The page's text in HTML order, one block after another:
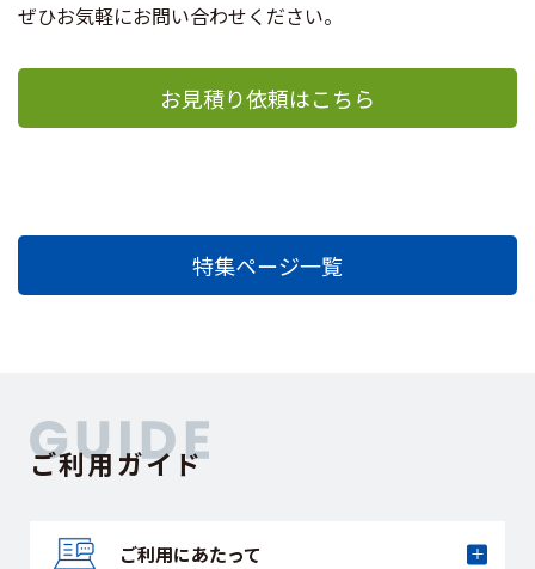
ぜひお気軽にお問い合わせください。
お見積り依頼はこちら
特集ページ一覧
ご利用ガイド
ご利用にあたって